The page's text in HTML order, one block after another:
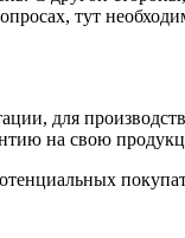
тут
для
на свою